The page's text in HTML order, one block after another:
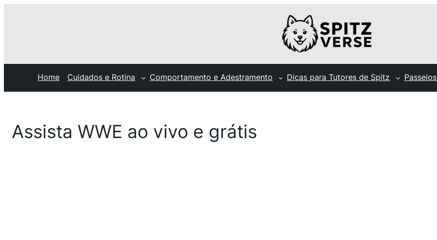
Home Cuidados e Rotina Comportamento e Adestramento Dicas para Tutores de Spitz
Assista WWE ao vivo e grátis